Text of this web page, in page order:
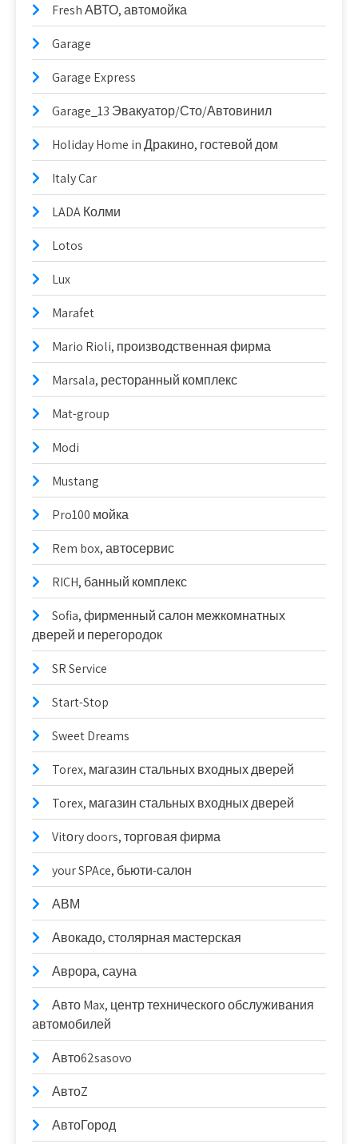
Fresh АВТО, автомойка
Garage
Garage Express
Garage_13 Эвакуатор/Сто/Автовинил
Holiday Home in Дракино, гостевой дом
Italy Car
LADA Колми
Lotos
Lux
Marafet
Mario Rioli, производственная фирма
Marsala, ресторанный комплекс
Mat-group
Modi
Mustang
Pro100 мойка
Rem box, автосервис
RICH, банный комплекс
Sofia, фирменный салон межкомнатных
дверей и перегородок
SR Service
Start-Stop
Sweet Dreams
Torex, магазин стальных входных дверей
Torex, магазин стальных входных дверей
Vitоry doors, торговая фирма
your SPAce, бьюти-салон
АВМ
Авокадо, столярная мастерская
Аврора, сауна
Авто Max, центр технического обслуживания
автомобилей
Авто62sasovo
АвтоZ
АвтоГород